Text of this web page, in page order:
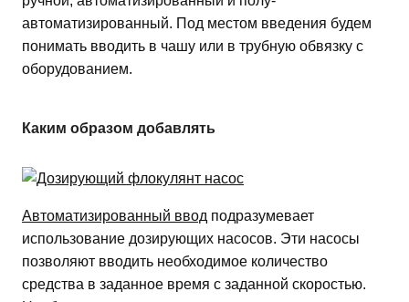
автоматизированный. Под местом введения будем
понимать вводить в чашу или в трубную обвязку с
оборудованием.
Каким образом добавлять
Автоматизированный ввод подразумевает
использование дозирующих насосов. Эти насосы
позволяют вводить необходимое количество
средства в заданное время с заданной скоростью.